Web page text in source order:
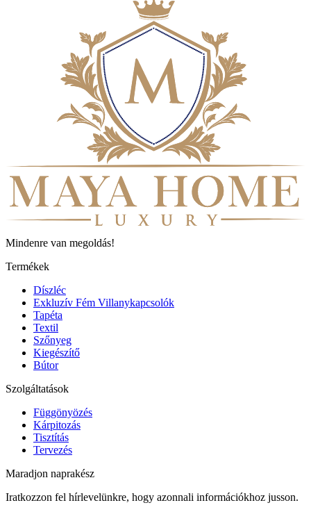
Mindenre van megoldás!
Termékek
Díszléc
Exkluzív Fém Villanykapcsolók
Tapéta
Textil
Szőnyeg
Kiegészítő
Bútor
Szolgáltatások
Függönyözés
Kárpitozás
Tisztítás
Tervezés
Maradjon naprakész
Iratkozzon fel hírlevelünkre, hogy azonnali információkhoz jusson.